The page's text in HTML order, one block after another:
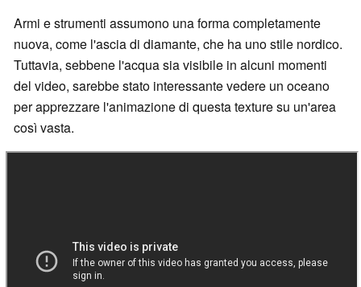
Armi e strumenti assumono una forma completamente
nuova, come l'ascia di diamante, che ha uno stile nordico.
Tuttavia, sebbene l'acqua sia visibile in alcuni momenti
del video, sarebbe stato interessante vedere un oceano
per apprezzare l'animazione di questa texture su un'area
così vasta.